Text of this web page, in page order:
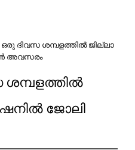
ഒരു ദിവസ ശമ്പളത്തിൽ ജില്ലാ
അവസരം
ശമ്പളത്തിൽ
ജോലി